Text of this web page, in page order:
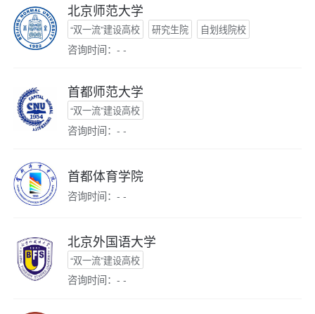
北京师范大学
“双一流”建设高校 研究生院 自划线院校
咨询时间：- -
首都师范大学
“双一流”建设高校
咨询时间：- -
首都体育学院
咨询时间：- -
北京外国语大学
“双一流”建设高校
咨询时间：- -